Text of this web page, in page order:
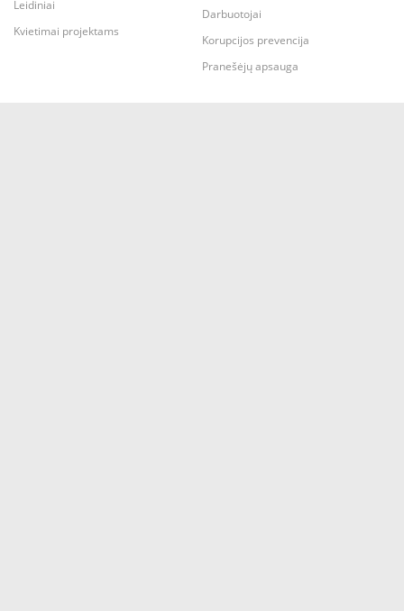
Leidiniai
Kvietimai projektams
Darbuotojai
Korupcijos prevencija
Pranešėjų apsauga